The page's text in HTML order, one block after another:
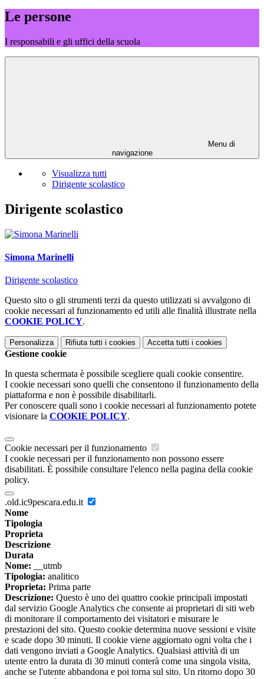
Le persone
I responsabili e gli uffici della scuola
Menu di
navigazione
Visualizza tutti
Dirigente scolastico
Dirigente scolastico
Simona Marinelli
Dirigente scolastico
Questo sito o gli strumenti terzi da questo utilizzati si avvalgono di
cookie necessari al funzionamento ed utili alle finalità illustrate nella
COOKIE POLICY.
Personalizza Rifiuta tutti i cookies Accetta tutti i cookies
Gestione cookie
In questa schermata è possibile scegliere quali cookie consentire.
I cookie necessari sono quelli che consentono il funzionamento della
piattaforma e non è possibile disabilitarli.
Per conoscere quali sono i cookie necessari al funzionamento potete
visionare la COOKIE POLICY.
Cookie necessari per il funzionamento
I cookie necessari per il funzionamento non possono essere
disabilitati. È possibile consultare l'elenco nella pagina della cookie
policy.
.old.ic9pescara.edu.it
Nome
Tipologia
Proprieta
Descrizione
Durata
Nome: __utmb
Tipologia: analitico
Proprieta: Prima parte
Descrizione: Questo è uno dei quattro cookie principali impostati
dal servizio Google Analytics che consente ai proprietari di siti web
di monitorare il comportamento dei visitatori e misurare le
prestazioni del sito. Questo cookie determina nuove sessioni e visite
e scade dopo 30 minuti. Il cookie viene aggiornato ogni volta che i
dati vengono inviati a Google Analytics. Qualsiasi attività di un
utente entro la durata di 30 minuti conterà come una singola visita,
anche se l'utente abbandona e poi torna sul sito. Un ritorno dopo 30